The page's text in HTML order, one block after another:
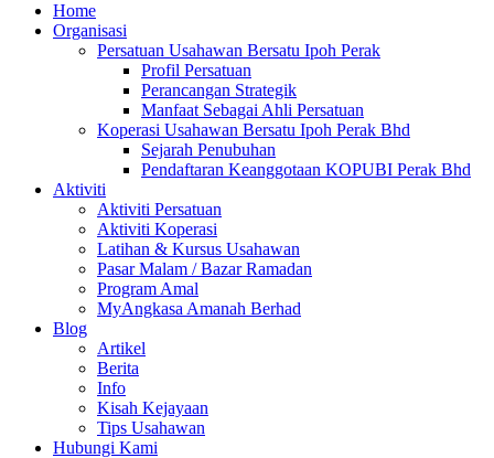
Home
Organisasi
Persatuan Usahawan Bersatu Ipoh Perak
Profil Persatuan
Perancangan Strategik
Manfaat Sebagai Ahli Persatuan
Koperasi Usahawan Bersatu Ipoh Perak Bhd
Sejarah Penubuhan
Pendaftaran Keanggotaan KOPUBI Perak Bhd
Aktiviti
Aktiviti Persatuan
Aktiviti Koperasi
Latihan & Kursus Usahawan
Pasar Malam / Bazar Ramadan
Program Amal
MyAngkasa Amanah Berhad
Blog
Artikel
Berita
Info
Kisah Kejayaan
Tips Usahawan
Hubungi Kami